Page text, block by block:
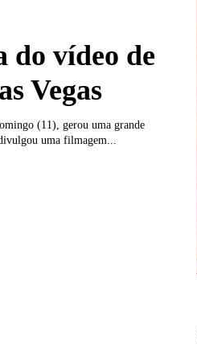
do vídeo de
Vegas
(11), gerou uma grande
uma filmagem...